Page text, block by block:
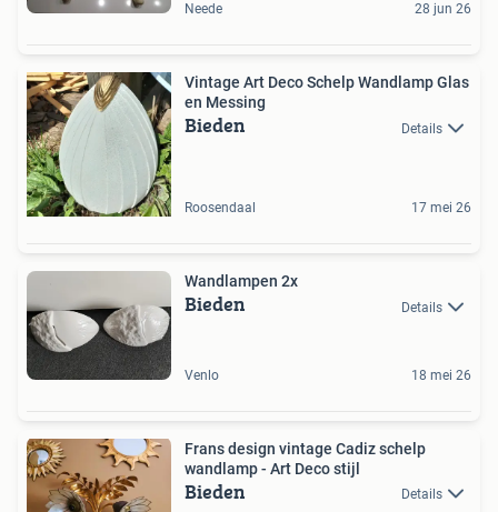
Neede 28 jun 26
Vintage Art Deco Schelp Wandlamp Glas
en Messing
Bieden Details
Roosendaal 17 mei 26
Wandlampen 2x
Bieden Details
Venlo 18 mei 26
Frans design vintage Cadiz schelp
wandlamp - Art Deco stijl
Bieden Details